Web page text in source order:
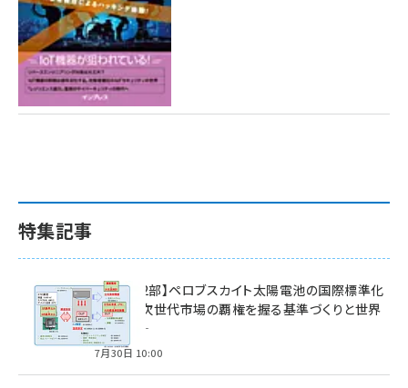
特集記事
特集【第2部】ペロブスカイト太陽電池の国際標準化
戦略 ― 次世代市場の覇権を握る基準づくりと世界
の動向 ―
7月30日 10:00